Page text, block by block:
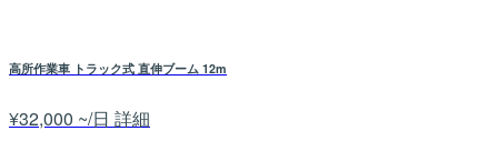
高所作業車 トラック式 直伸ブーム 12m
¥32,000 ~/日 詳細